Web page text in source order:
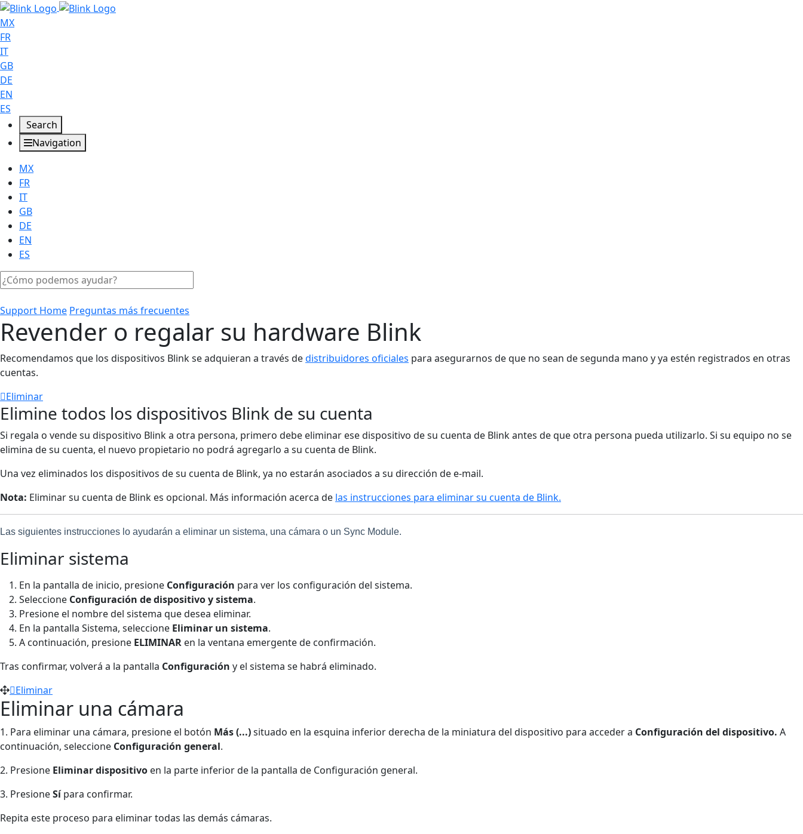
MX
FR
IT
GB
DE
EN
ES
Search
Navigation
MX
FR
IT
GB
DE
EN
ES
Support Home Preguntas más frecuentes
Revender o regalar su hardware Blink
Recomendamos que los dispositivos Blink se adquieran a través dedistribuidores oficiales para asegurarnos de que no sean de segunda mano y ya estén registrados en otras
cuentas.
Eliminar
Elimine todos los dispositivos Blink de su cuenta
Si regala o vende su dispositivo Blink a otra persona, primero debe eliminar ese dispositivo de su cuenta de Blink antes de que otra persona pueda utilizarlo. Si su equipo no se
elimina de su cuenta, el nuevo propietario no podrá agregarlo a su cuenta de Blink.
Una vez eliminados los dispositivos de su cuenta de Blink, ya no estarán asociados a su dirección de e-mail.
Nota: Eliminar su cuenta de Blink es opcional. Más información acerca de las instrucciones para eliminar su cuenta de Blink.
Las siguientes instrucciones lo ayudarán a eliminar un sistema, una cámara o un Sync Module.
Eliminar sistema
En la pantalla de inicio, presione Configuración para ver los configuración del sistema.
Seleccione Configuración de dispositivo y sistema.
Presione el nombre del sistema que desea eliminar.
En la pantalla Sistema, seleccione Eliminar un sistema.
A continuación, presione ELIMINAR en la ventana emergente de confirmación.
Tras confirmar, volverá a la pantalla Configuración y el sistema se habrá eliminado.
Eliminar
Eliminar una cámara
1. Para eliminar una cámara, presione el botón Más(...)situado en la esquina inferior derecha de la miniatura del dispositivo para acceder a Configuración del dispositivo. A
continuación, seleccione Configuración general.
2. Presione Eliminar dispositivo en la parte inferior de la pantalla de Configuración general.
3. PresioneSípara confirmar.
Repita este proceso para eliminar todas las demás cámaras.